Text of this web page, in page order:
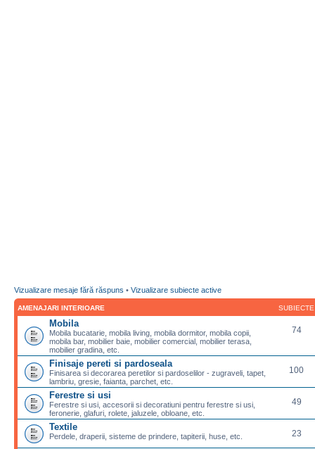
Vizualizare mesaje fără răspuns • Vizualizare subiecte active
AMENAJARI INTERIOARE SUBIECTE
Mobila
Mobila bucatarie, mobila living, mobila dormitor, mobila copii,
mobila bar, mobilier baie, mobilier comercial, mobilier terasa,
mobilier gradina, etc.
74
Finisaje pereti si pardoseala
Finisarea si decorarea peretilor si pardoselilor - zugraveli, tapet,
lambriu, gresie, faianta, parchet, etc.
100
Ferestre si usi
Ferestre si usi, accesorii si decoratiuni pentru ferestre si usi,
feronerie, glafuri, rolete, jaluzele, obloane, etc.
49
Textile
Perdele, draperii, sisteme de prindere, tapiterii, huse, etc. 23